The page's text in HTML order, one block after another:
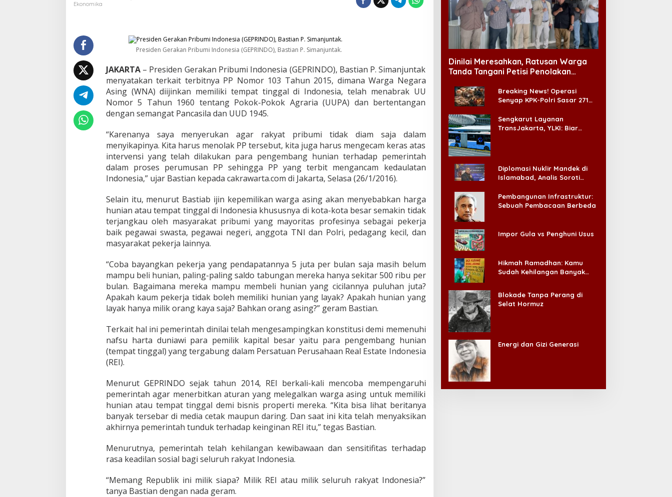
e
n
a
r
u
h
i
P
r
i
n
a
T
e
a
i
K
e
e
m
i
i
a
n
n
a
n
A
s
g
Ekonomika
Presiden Gerakan Pribumi Indonesia (GEPRINDO), Bastian P. Simanjuntak.
JAKARTA– Presiden Gerakan Pribumi Indonesia (GEPRINDO), Bastian P. Simanjuntak
menyatakan terkait terbitnya PP Nomor 103 Tahun 2015, dimana Warga Negara
Asing (WNA) diijinkan memiliki tempat tinggal di Indonesia, telah menabrak UU
Nomor 5 Tahun 1960 tentang Pokok-Pokok Agraria (UUPA) dan bertentangan
dengan semangat Pancasila dan UUD 1945.
“Karenanya saya menyerukan agar rakyat pribumi tidak diam saja dalam
menyikapinya. Kita harus menolak PP tersebut, kita juga harus mengecam keras atas
intervensi yang telah dilakukan para pengembang hunian terhadap pemerintah
dalam proses perumusan PP sehingga PP yang terbit mengancam kedaulatan
Indonesia,” ujar Bastian kepada cakrawarta.com di Jakarta, Selasa (26/1/2016).
Selain itu, menurut Bastiab ijin kepemilikan warga asing akan menyebabkan harga
hunian atau tempat tinggal di Indonesia khususnya di kota-kota besar semakin tidak
terjangkau oleh masyarakat pribumi yang mayoritas profesinya sebagai pekerja
baik pegawai swasta, pegawai negeri, anggota TNI dan Polri, pedagang kecil, dan
masyarakat pekerja lainnya.
“Coba bayangkan pekerja yang pendapatannya 5 juta per bulan saja masih belum
mampu beli hunian, paling-paling saldo tabungan mereka hanya sekitar 500 ribu per
bulan. Bagaimana mereka mampu membeli hunian yang cicilannya puluhan juta?
Apakah kaum pekerja tidak boleh memiliki hunian yang layak? Apakah hunian yang
layak hanya milik orang kaya saja? Bahkan orang asing?” geram Bastian.
Terkait hal ini pemerintah dinilai telah mengesampingkan konstitusi demi memenuhi
nafsu harta duniawi para pemilik kapital besar yaitu para pengembang hunian
(tempat tinggal) yang tergabung dalam Persatuan Perusahaan Real Estate Indonesia
(REI).
Menurut GEPRINDO sejak tahun 2014, REI berkali-kali mencoba mempengaruhi
pemerintah agar menerbitkan aturan yang melegalkan warga asing untuk memiliki
hunian atau tempat tinggal demi bisnis properti mereka. “Kita bisa lihat beritanya
banyak tersebar di media cetak maupun daring. Dan saat ini kita telah menyaksikan
akhirnya pemerintah tunduk terhadap keinginan REI itu,” tegas Bastian.
Menurutnya, pemerintah telah kehilangan kewibawaan dan sensitifitas terhadap
rasa keadilan sosial bagi seluruh rakyat Indonesia.
“Memang Republik ini milik siapa? Milik REI atau milik seluruh rakyat Indonesia?”
tanya Bastian dengan nada geram.
Dinilai Meresahkan, Ratusan Warga
Tanda Tangani Petisi Penolakan
Breaking News! Operasi
Senyap KPK-Polri Sasar 271
Ada ‘Badai Pemeriksaan’
Sengkarut Layanan
TransJakarta, YLKI: Biar
Diplomasi Nuklir Mandek di
Islamabad, Analis Soroti
Pembangunan Infrastruktur:
Sebuah Pembacaan Berbeda
Impor Gula vs Penghuni Usus
Hikmah Ramadhan: Kamu
Sudah Kehilangan Banyak
Blokade Tanpa Perang di
Selat Hormuz
Energi dan Gizi Generasi